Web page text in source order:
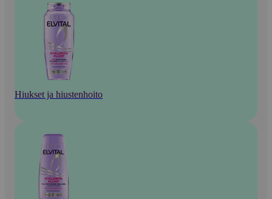
Hiukset ja hiustenhoito